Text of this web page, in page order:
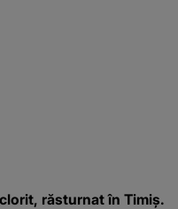
răsturnat în Timiș.